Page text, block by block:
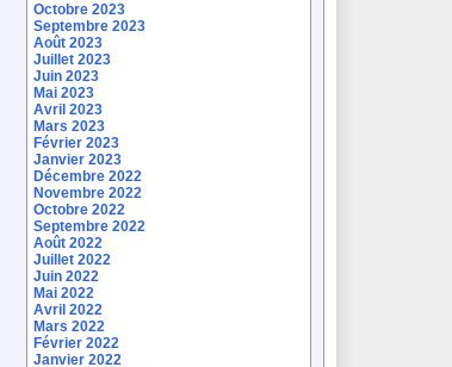
Octobre 2023
Septembre 2023
Août 2023
Juillet 2023
Juin 2023
Mai 2023
Avril 2023
Mars 2023
Février 2023
Janvier 2023
Décembre 2022
Novembre 2022
Octobre 2022
Septembre 2022
Août 2022
Juillet 2022
Juin 2022
Mai 2022
Avril 2022
Mars 2022
Février 2022
Janvier 2022